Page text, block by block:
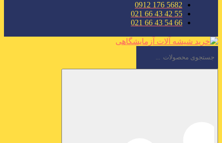
5682 176 0912
55 42 43 66 021
66 54 43 66 021